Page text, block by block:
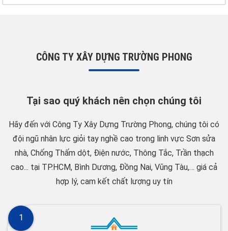
nóng lạnh
CÔNG TY XÂY DỰNG TRƯỜNG PHONG
Tại sao quý khách nên chọn chúng tôi
Hãy đến với Công Ty Xây Dựng Trường Phong, chúng tôi có
đội ngũ nhân lực giỏi tay nghề cao trong linh vực Sơn sửa
nhà, Chống Thấm dột, Điện nước, Thông Tắc, Trần thạch
cao... tại TP.HCM, Bình Dương, Đồng Nai, Vũng Tàu,… giá cả
hợp lý, cam kết chất lượng uy tín
1